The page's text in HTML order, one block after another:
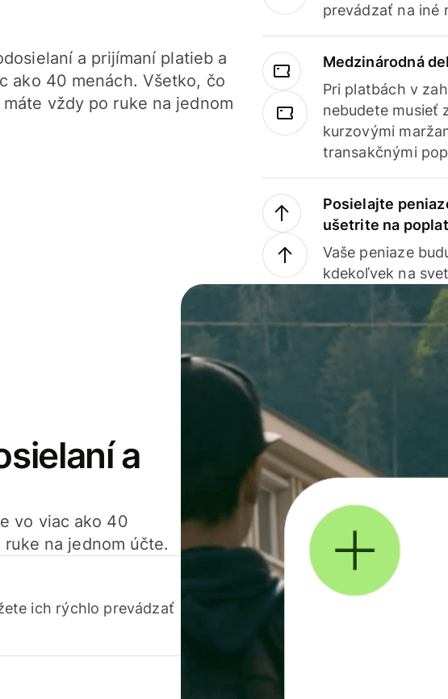
a prijímaní platieb a
ako 40 menách. Všetko, čo
vždy po ruke na jednom
prevádzať na iné
Medzinárodná
Pri platbách v
nebudete musieť
kurzovými
transakčnými
Posielajte
ušetrite na
Vaše peniaze
kdekoľvek na
a
vo viac ako 40
na jednom účte.
ich rýchlo prevádzať